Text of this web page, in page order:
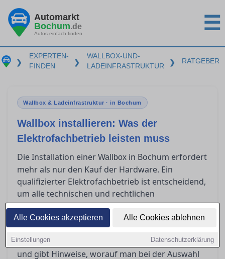
Alle Cookies akzeptieren Alle Cookies ablehnen
Einstellungen Datenschutzerklärung
Automarkt
Bochum.de
Autos einfach finden ☰
❯
EXPERTEN-
FINDEN
❯
WALLBOX-UND-
LADEINFRASTRUKTUR
❯ RATGEBER
Wallbox & Ladeinfrastruktur · in Bochum
Wallbox installieren: Was der
Elektrofachbetrieb leisten muss
Die Installation einer Wallbox in Bochum erfordert
mehr als nur den Kauf der Hardware. Ein
qualifizierter Elektrofachbetrieb ist entscheidend,
um alle technischen und rechtlichen
Anforderungen zu erfüllen. Dieser Ratgeber
beleuchtet, was bei der Installationsplanung zu
beachten ist, erklärt die Bedeutung der
Netzanmeldung und Netzverträglichkeitsprüfung
und gibt Hinweise, worauf man bei der Auswahl